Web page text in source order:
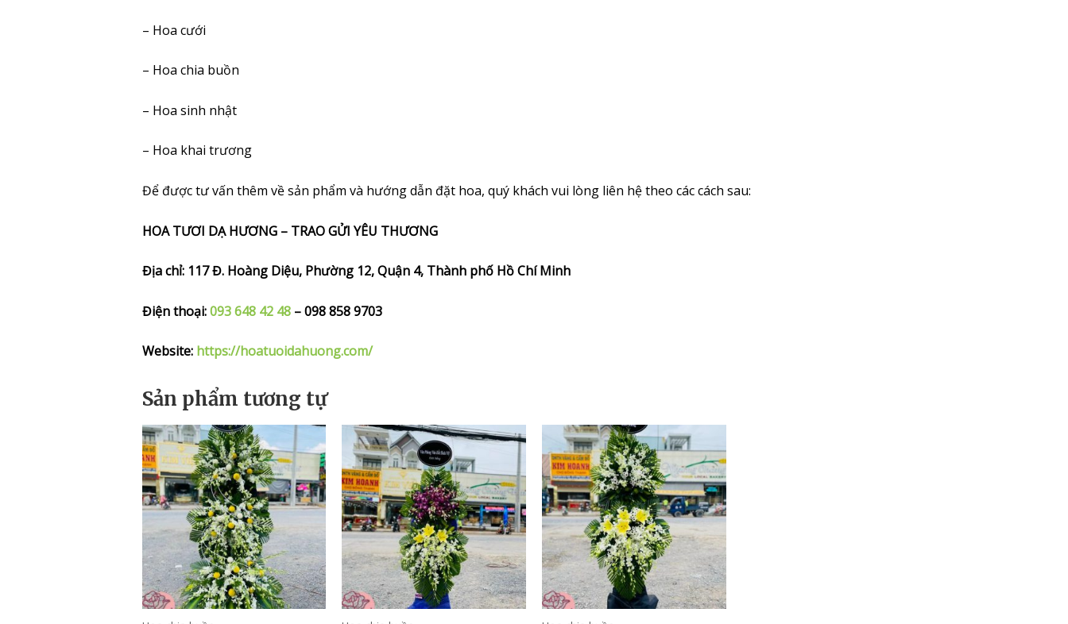
– Hoa cưới
– Hoa chia buồn
– Hoa sinh nhật
– Hoa khai trương
Để được tư vấn thêm về sản phẩm và hướng dẫn đặt hoa, quý khách vui lòng liên hệ theo các cách sau:
HOA TƯƠI DẠ HƯƠNG – TRAO GỬI YÊU THƯƠNG
Địa chỉ: 117 Đ. Hoàng Diệu, Phường 12, Quận 4, Thành phố Hồ Chí Minh
Điện thoại:093 648 42 48– 098 858 9703
Website: https://hoatuoidahuong.com/
Sản phẩm tương tự